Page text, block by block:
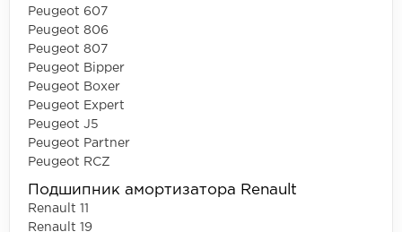
Peugeot 607
Peugeot 806
Peugeot 807
Peugeot Bipper
Peugeot Boxer
Peugeot Expert
Peugeot J5
Peugeot Partner
Peugeot RCZ
Подшипник амортизатора Renault
Renault 11
Renault 19